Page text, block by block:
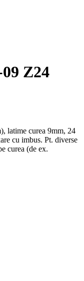
Z24
latime curea 9mm, 24
cu imbus. Pt. diverse
curea (de ex.